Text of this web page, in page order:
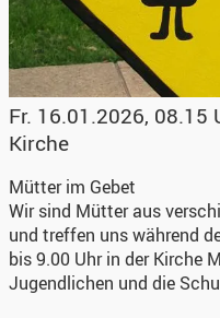
Fr. 16.01.2026, 08.15
Kirche
Mütter im Gebet
Wir sind Mütter aus
und treffen uns während
bis 9.00 Uhr in der Kirche
Jugendlichen und die